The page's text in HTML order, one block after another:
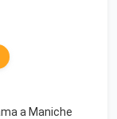
a Maniche